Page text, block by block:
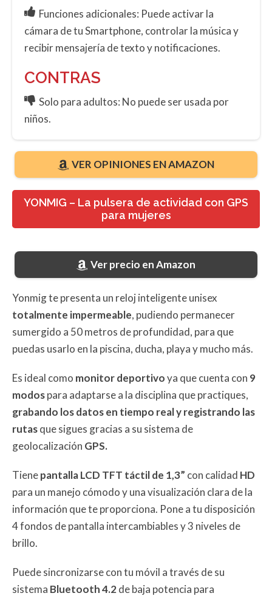
Funciones adicionales: Puede activar la
cámara de tu Smartphone, controlar la música y
recibir mensajería de texto y notificaciones.
CONTRAS
Solo para adultos: No puede ser usada por
niños.
VER OPINIONES EN AMAZON
YONMIG – La pulsera de actividad con GPS
para mujeres
Ver precio en Amazon
Yonmig te presenta un reloj inteligente unisex
totalmente impermeable, pudiendo permanecer
sumergido a 50 metros de profundidad, para que
puedas usarlo en la piscina, ducha, playa y mucho más.
Es ideal como monitor deportivoya que cuenta con 9
modospara adaptarse a la disciplina que practiques,
grabando los datos en tiempo real y registrando las
rutasque sigues gracias a su sistema de
geolocalización GPS.
Tienepantalla LCD TFT táctil de 1,3” con calidad HD
para un manejo cómodo y una visualización clara de la
información que te proporciona. Pone a tu disposición
4 fondos de pantalla intercambiables y 3 niveles de
brillo.
Puede sincronizarse con tu móvil a través de su
sistema Bluetooth 4.2de baja potencia para